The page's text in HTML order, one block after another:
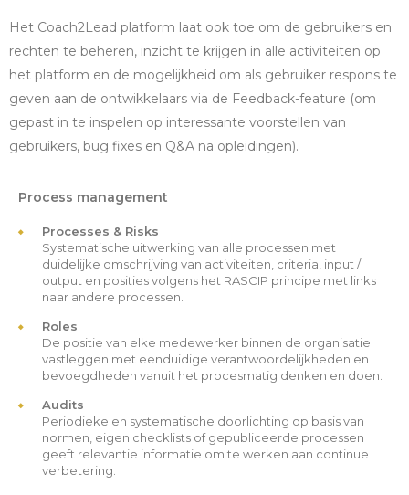
Het Coach2Lead platform laat ook toe om de gebruikers en
rechten te beheren, inzicht te krijgen in alle activiteiten op
het platform en de mogelijkheid om als gebruiker respons te
geven aan de ontwikkelaars via de Feedback-feature (om
gepast in te inspelen op interessante voorstellen van
gebruikers, bug fixes en Q&A na opleidingen).
Process management
Processes & Risks
Systematische uitwerking van alle processen met
duidelijke omschrijving van activiteiten, criteria, input /
output en posities volgens het RASCIP principe met links
naar andere processen.
Roles
De positie van elke medewerker binnen de organisatie
vastleggen met eenduidige verantwoordelijkheden en
bevoegdheden vanuit het procesmatig denken en doen.
Audits
Periodieke en systematische doorlichting op basis van
normen, eigen checklists of gepubliceerde processen
geeft relevantie informatie om te werken aan continue
verbetering.